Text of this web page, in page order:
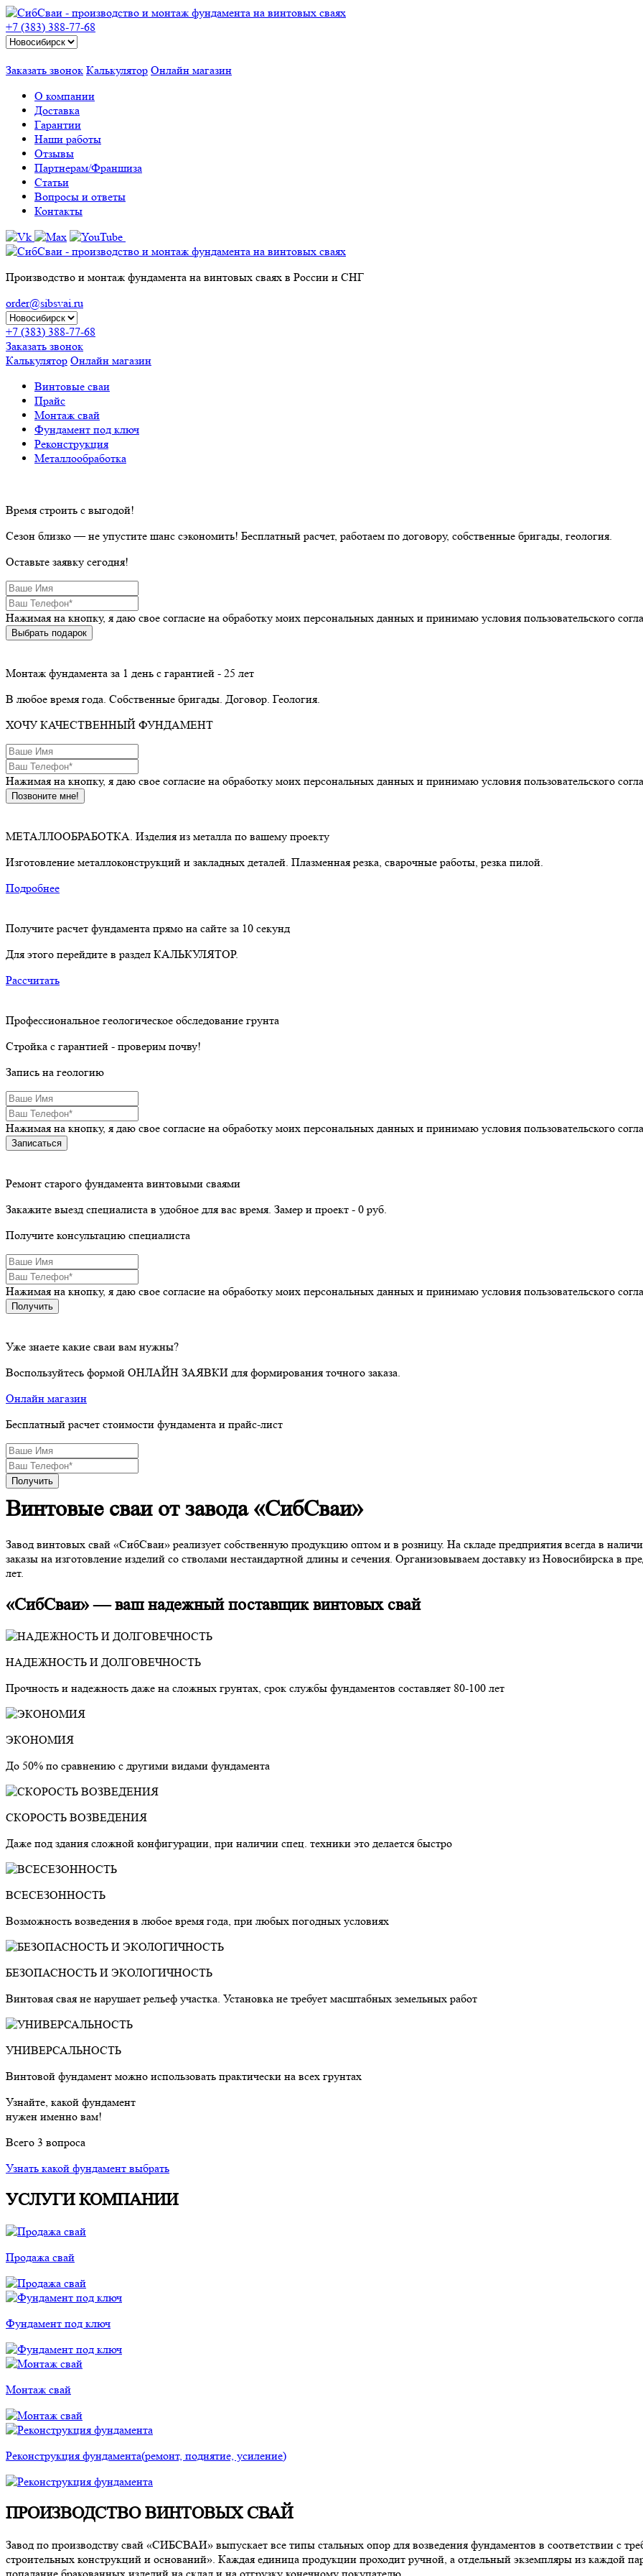
+7 (383) 388-77-68
Заказать звонок Калькулятор Онлайн магазин
О компании
Доставка
Гарантии
Наши работы
Отзывы
Партнерам/Франшиза
Статьи
Вопросы и ответы
Контакты
Производство и монтаж фундамента на винтовых сваях в России и СНГ
order@sibsvai.ru
+7 (383) 388-77-68
Заказать звонок
Калькулятор Онлайн магазин
Винтовые сваи
Прайс
Монтаж свай
Фундамент под ключ
Реконструкция
Металлообработка
Время строить с выгодой!
Сезон близко — не упустите шанс сэкономить! Бесплатный расчет, работаем по договору, собственные бригады, геология.
Оставьте заявку сегодня!
Нажимая на кнопку, я даю свое согласие на обработку моих персональных данных и принимаю условия пользовательского
Выбрать подарок
Монтаж фундамента за 1 день с гарантией - 25 лет
В любое время года. Собственные бригады. Договор. Геология.
ХОЧУ КАЧЕСТВЕННЫЙ ФУНДАМЕНТ
Нажимая на кнопку, я даю свое согласие на обработку моих персональных данных и принимаю условия пользовательского
Позвоните мне!
МЕТАЛЛООБРАБОТКА. Изделия из металла по вашему проекту
Изготовление металлоконструкций и закладных деталей. Плазменная резка, сварочные работы, резка пилой.
Подробнее
Получите расчет фундамента прямо на сайте за 10 секунд
Для этого перейдите в раздел КАЛЬКУЛЯТОР.
Рассчитать
Профессиональное геологическое обследование грунта
Стройка с гарантией - проверим почву!
Запись на геологию
Нажимая на кнопку, я даю свое согласие на обработку моих персональных данных и принимаю условия пользовательского
Записаться
Ремонт старого фундамента винтовыми сваями
Закажите выезд специалиста в удобное для вас время. Замер и проект - 0 руб.
Получите консультацию специалиста
Нажимая на кнопку, я даю свое согласие на обработку моих персональных данных и принимаю условия пользовательского
Получить
Уже знаете какие сваи вам нужны?
Воспользуйтесь формой ОНЛАЙН ЗАЯВКИ для формирования точного заказа.
Онлайн магазин
Бесплатный расчет стоимости фундамента и прайс-лист
Получить
Винтовые сваи от завода «СибСваи»
Завод винтовых свай «СибСваи» реализует собственную продукцию оптом и в розницу. На складе предприятия всегда в
заказы на изготовление изделий со стволами нестандартной длины и сечения. Организовываем доставку из Новосибирска в
лет.
«СибСваи» — ваш надежный поставщик винтовых свай
НАДЕЖНОСТЬ И ДОЛГОВЕЧНОСТЬ
Прочность и надежность даже на сложных грунтах, срок службы фундаментов составляет 80-100 лет
ЭКОНОМИЯ
До 50% по сравнению с другими видами фундамента
СКОРОСТЬ ВОЗВЕДЕНИЯ
Даже под здания сложной конфигурации, при наличии спец. техники это делается быстро
ВСЕСЕЗОННОСТЬ
Возможность возведения в любое время года, при любых погодных условиях
БЕЗОПАСНОСТЬ И ЭКОЛОГИЧНОСТЬ
Винтовая свая не нарушает рельеф участка. Установка не требует масштабных земельных работ
УНИВЕРСАЛЬНОСТЬ
Винтовой фундамент можно использовать практически на всех грунтах
Узнайте, какой фундамент
нужен именно вам!
Всего 3 вопроса
Узнать какой фундамент выбрать
УСЛУГИ КОМПАНИИ
Продажа свай
Фундамент под ключ
Монтаж свай
Реконструкция фундамента(ремонт, поднятие, усиление)
ПРОИЗВОДСТВО ВИНТОВЫХ СВАЙ
Завод по производству свай «СИБСВАИ» выпускает все типы стальных опор для возведения фундаментов в соответствии с
строительных конструкций и оснований». Каждая единица продукции проходит ручной, а отдельный экземпляры из каждой